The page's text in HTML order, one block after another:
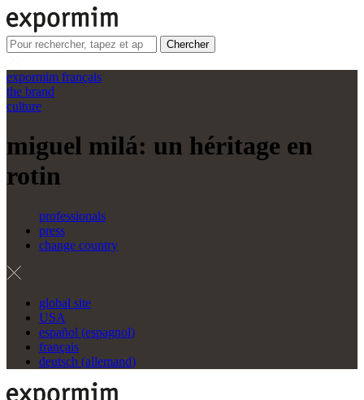
Chercher
expormim français
the brand
culture
miguel milá: un héritage en
rotin
professionals
press
change country
global site
USA
español (espagnol)
français
deutsch (allemand)